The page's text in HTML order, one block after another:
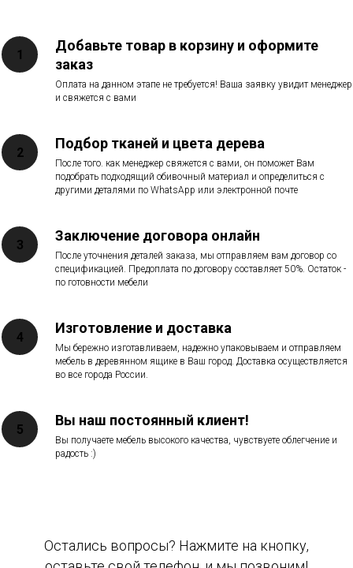
Добавьте товар в корзину и оформите
заказ
Оплата на данном этапе не требуется! Ваша заявку увидит менеджер
и свяжется с вами
Подбор тканей и цвета дерева
После того. как менеджер свяжется с вами, он поможет Вам
подобрать подходящий обивочный материал и определиться с
другими деталями по WhatsApp или электронной почте
Заключение договора онлайн
После уточнения деталей заказа, мы отправляем вам договор со
спецификацией. Предоплата по договору составляет 50%. Остаток -
по готовности мебели
Изготовление и доставка
Мы бережно изготавливаем, надежно упаковываем и отправляем
мебель в деревянном ящике в Ваш город. Доставка осуществляется
во все города России.
Вы наш постоянный клиент!
Вы получаете мебель высокого качества, чувствуете облегчение и
радость :)
Остались вопросы? Нажмите на кнопку,